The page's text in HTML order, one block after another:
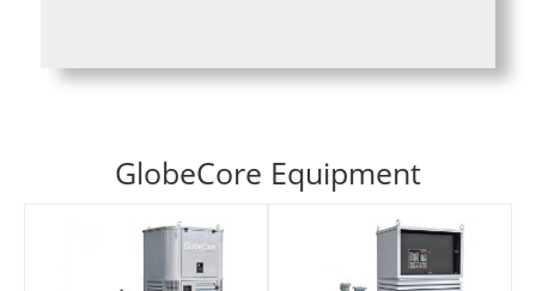
GlobeCore Equipment